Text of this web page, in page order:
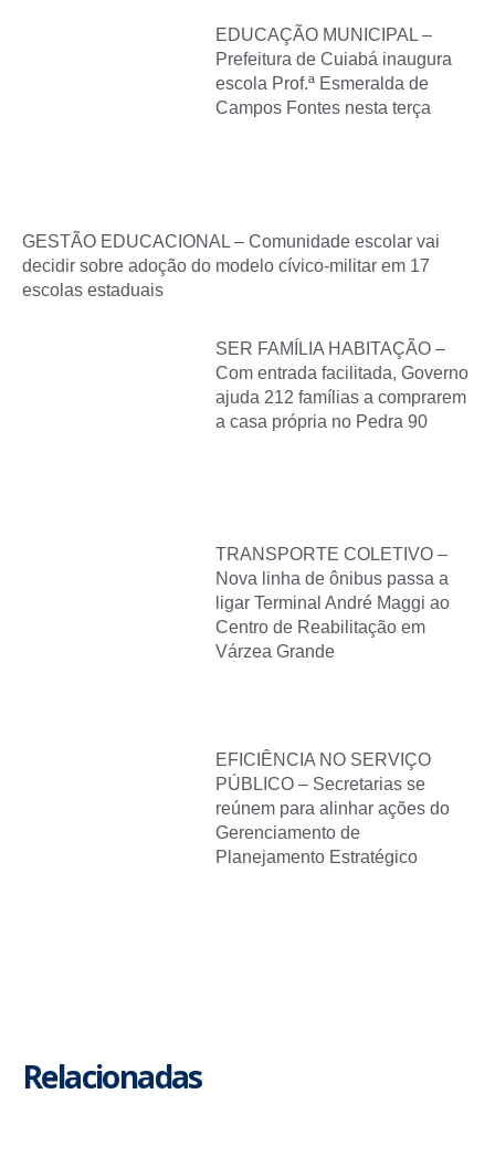
EDUCAÇÃO MUNICIPAL –
Prefeitura de Cuiabá inaugura
escola Prof.ª Esmeralda de
Campos Fontes nesta terça
GESTÃO EDUCACIONAL – Comunidade escolar vai
decidir sobre adoção do modelo cívico-militar em 17
escolas estaduais
SER FAMÍLIA HABITAÇÃO –
Com entrada facilitada, Governo
ajuda 212 famílias a comprarem
a casa própria no Pedra 90
TRANSPORTE COLETIVO –
Nova linha de ônibus passa a
ligar Terminal André Maggi ao
Centro de Reabilitação em
Várzea Grande
EFICIÊNCIA NO SERVIÇO
PÚBLICO – Secretarias se
reúnem para alinhar ações do
Gerenciamento de
Planejamento Estratégico
Relacionadas